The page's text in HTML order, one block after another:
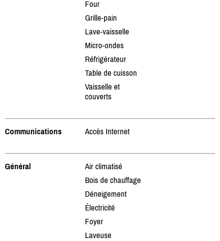
Four
Grille-pain
Lave-vaisselle
Micro-ondes
Réfrigérateur
Table de cuisson
Vaisselle et
couverts
Communications Accès Internet
Général
Air climatisé
Bois de chauffage
Déneigement
Électricité
Foyer
Laveuse